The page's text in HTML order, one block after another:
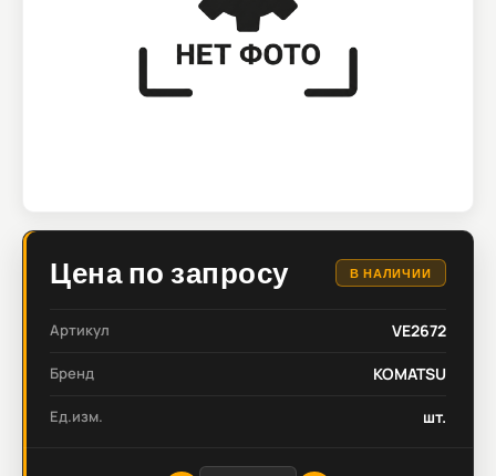
Цена по запросу В НАЛИЧИИ
Артикул VE2672
Бренд KOMATSU
Ед.изм. шт.